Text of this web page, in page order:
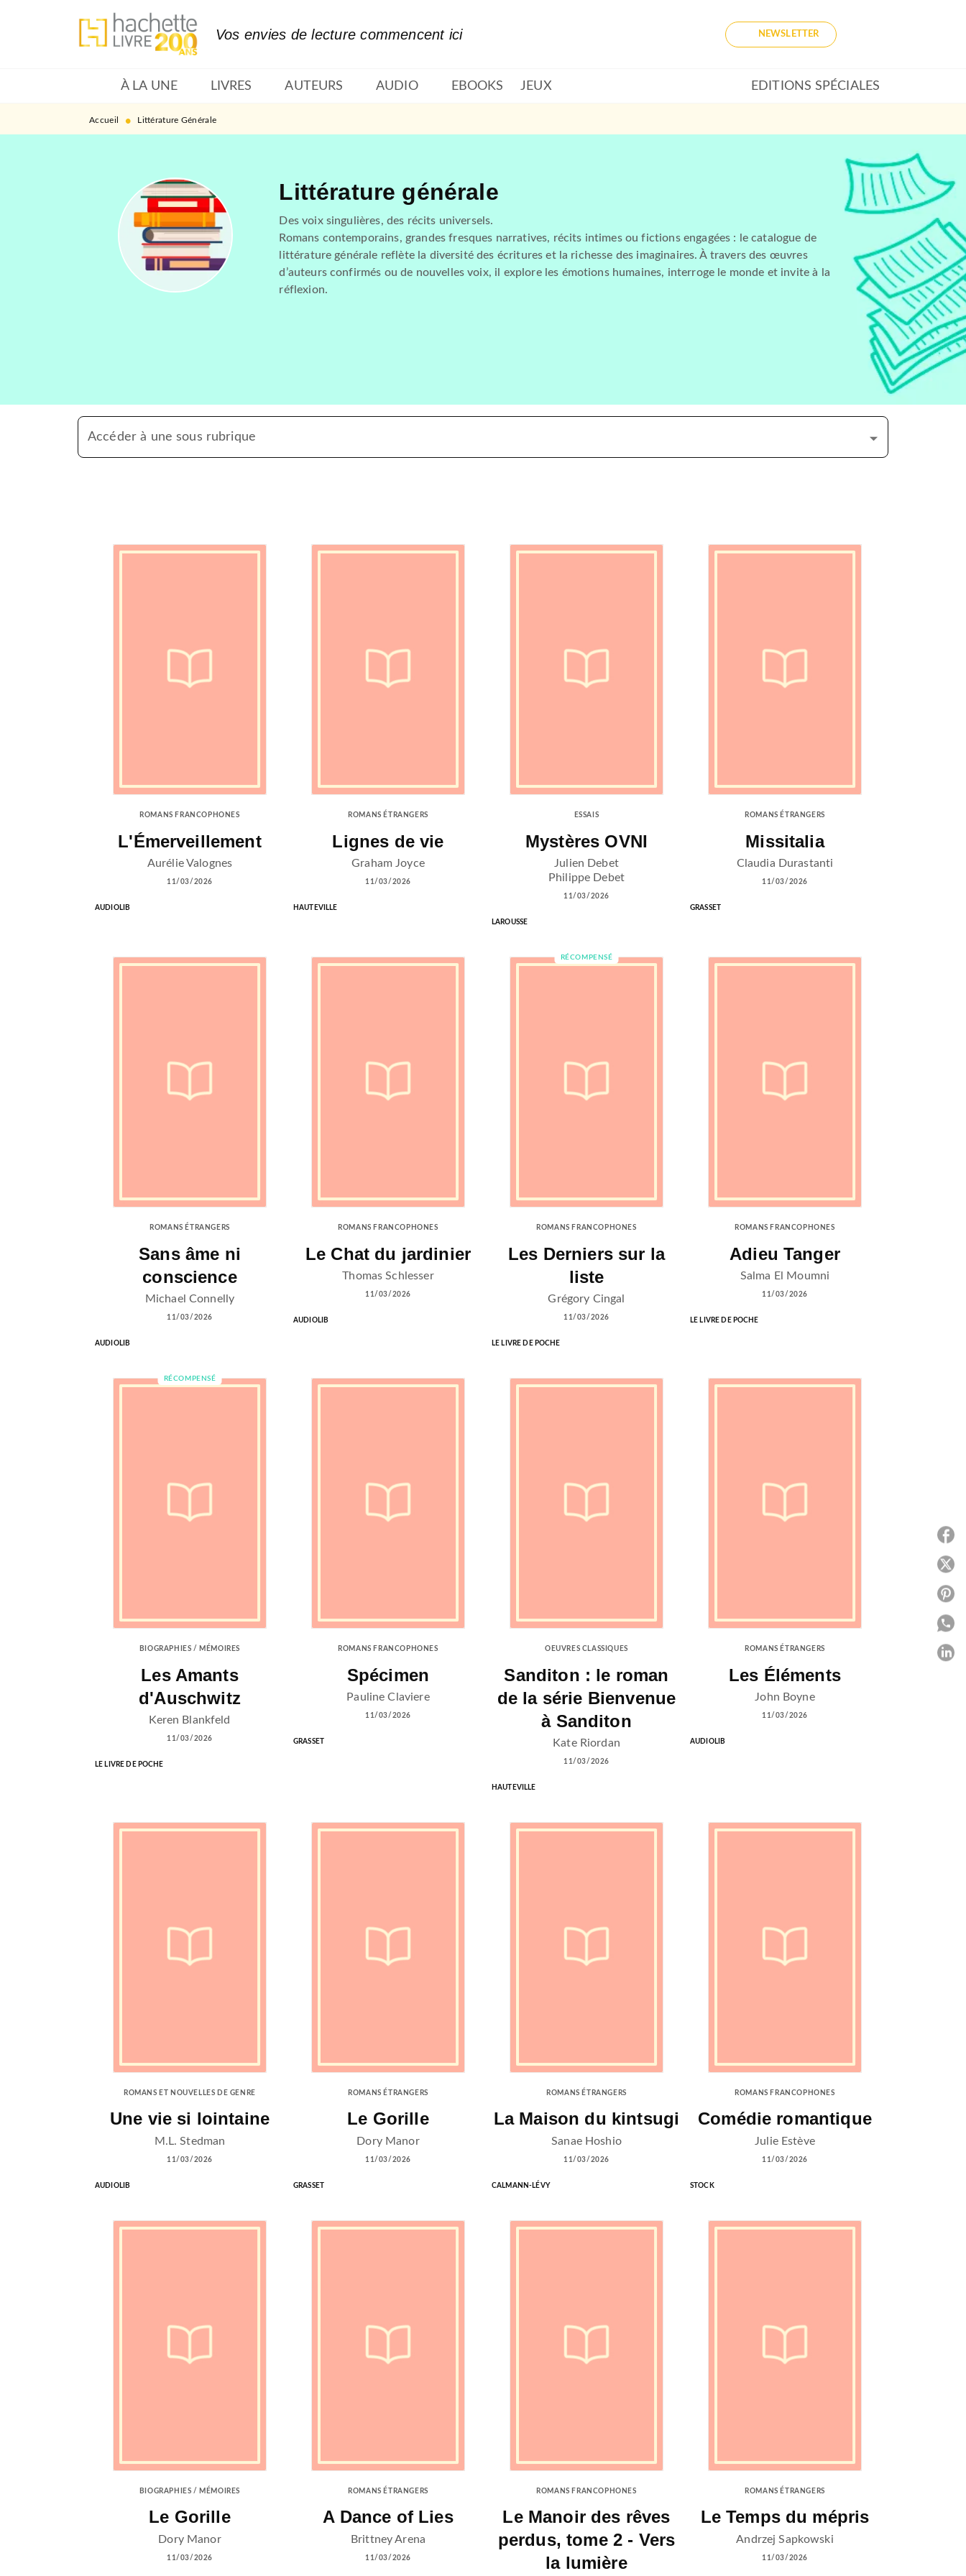
MENU RECHERCHE
Vos envies de lecture commencent ici NEWSLETTER
À LA UNE LIVRES AUTEURS AUDIO EBOOKS JEUX EDITIONS SPÉCIALES
Accueil • Littérature Générale
Littérature générale
Des voix singulières, des récits universels.
Romans contemporains, grandes fresques narratives, récits intimes ou fictions engagées : le catalogue de
littérature générale reflète la diversité des écritures et la richesse des imaginaires. À travers des œuvres
d’auteurs confirmés ou de nouvelles voix, il explore les émotions humaines, interroge le monde et invite à la
réflexion.
Accéder à une sous rubrique
ROMANS FRANCOPHONES
L'Émerveillement
Aurélie Valognes
11/03/2026
AUDIOLIB
ROMANS ÉTRANGERS
Lignes de vie
Graham Joyce
11/03/2026
HAUTEVILLE
ESSAIS
Mystères OVNI
Julien Debet
Philippe Debet
11/03/2026
LAROUSSE
ROMANS ÉTRANGERS
Missitalia
Claudia Durastanti
11/03/2026
GRASSET
ROMANS ÉTRANGERS
Sans âme ni
conscience
Michael Connelly
11/03/2026
AUDIOLIB
ROMANS FRANCOPHONES
Le Chat du jardinier
Thomas Schlesser
11/03/2026
AUDIOLIB
RÉCOMPENSÉ
ROMANS FRANCOPHONES
Les Derniers sur la
liste
Grégory Cingal
11/03/2026
LE LIVRE DE POCHE
ROMANS FRANCOPHONES
Adieu Tanger
Salma El Moumni
11/03/2026
LE LIVRE DE POCHE
RÉCOMPENSÉ
BIOGRAPHIES / MÉMOIRES
Les Amants
d'Auschwitz
Keren Blankfeld
11/03/2026
LE LIVRE DE POCHE
ROMANS FRANCOPHONES
Spécimen
Pauline Claviere
11/03/2026
GRASSET
OEUVRES CLASSIQUES
Sanditon : le roman
de la série Bienvenue
à Sanditon
Kate Riordan
11/03/2026
HAUTEVILLE
ROMANS ÉTRANGERS
Les Éléments
John Boyne
11/03/2026
AUDIOLIB
ROMANS ET NOUVELLES DE GENRE
Une vie si lointaine
M.L. Stedman
11/03/2026
AUDIOLIB
ROMANS ÉTRANGERS
Le Gorille
Dory Manor
11/03/2026
GRASSET
ROMANS ÉTRANGERS
La Maison du kintsugi
Sanae Hoshio
11/03/2026
CALMANN-LÉVY
ROMANS FRANCOPHONES
Comédie romantique
Julie Estève
11/03/2026
STOCK
BIOGRAPHIES / MÉMOIRES
Le Gorille
Dory Manor
11/03/2026
ROMANS ÉTRANGERS
A Dance of Lies
Brittney Arena
11/03/2026
ROMANS FRANCOPHONES
Le Manoir des rêves
perdus, tome 2 - Vers
la lumière
ROMANS ÉTRANGERS
Le Temps du mépris
Andrzej Sapkowski
11/03/2026